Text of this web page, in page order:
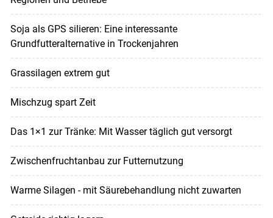
Soja als GPS silieren: Eine interessante
Grundfutteralternative in Trockenjahren
Grassilagen extrem gut
Mischzug spart Zeit
Das 1×1 zur Tränke: Mit Wasser täglich gut versorgt
Zwischenfruchtanbau zur Futternutzung
Warme Silagen - mit Säurebehandlung nicht zuwarten